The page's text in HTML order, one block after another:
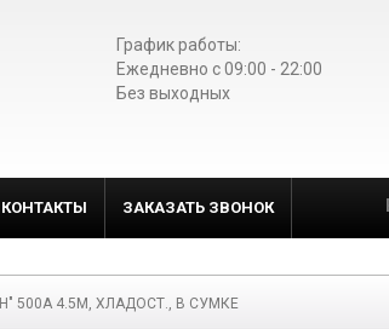
График работы:
Ежедневно c 09:00 - 22:00
Без выходных
КОНТАКТЫ ЗАКАЗАТЬ ЗВОНОК
500А 4.5М, ХЛАДОСТ., В СУМКЕ